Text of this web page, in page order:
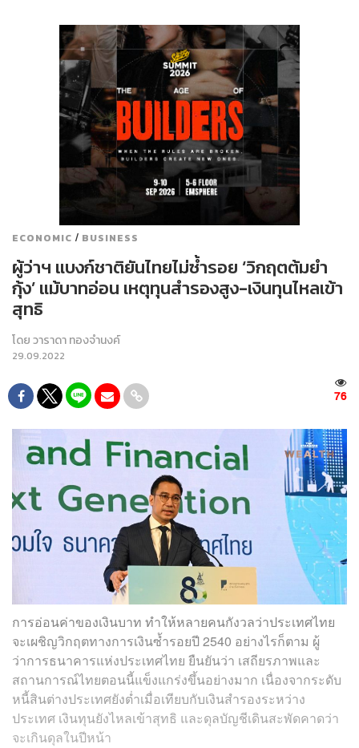
ECONOMIC / BUSINESS
ผู้ว่าฯ แบงก์ชาติยันไทยไม่ซ้ำรอย ‘วิกฤตต้มยำ
กุ้ง’ แม้บาทอ่อน เหตุทุนสำรองสูง-เงินทุนไหลเข้า
สุทธิ
โดยวาราดา ทองจำนงค์
29.09.2022
76
การอ่อนค่าของเงินบาท ทำให้หลายคนกังวลว่าประเทศไทย
จะเผชิญวิกฤตทางการเงินซ้ำรอยปี 2540 อย่างไรก็ตาม ผู้
ว่าการธนาคารแห่งประเทศไทย ยืนยันว่า เสถียรภาพและ
สถานการณ์ไทยตอนนี้แข็งแกร่งขึ้นอย่างมาก เนื่องจากระดับ
หนี้สินต่างประเทศยังต่ำเมื่อเทียบกับเงินสำรองระหว่าง
ประเทศ เงินทุนยังไหลเข้าสุทธิ และดุลบัญชีเดินสะพัดคาดว่า
จะเกินดุลในปีหน้า